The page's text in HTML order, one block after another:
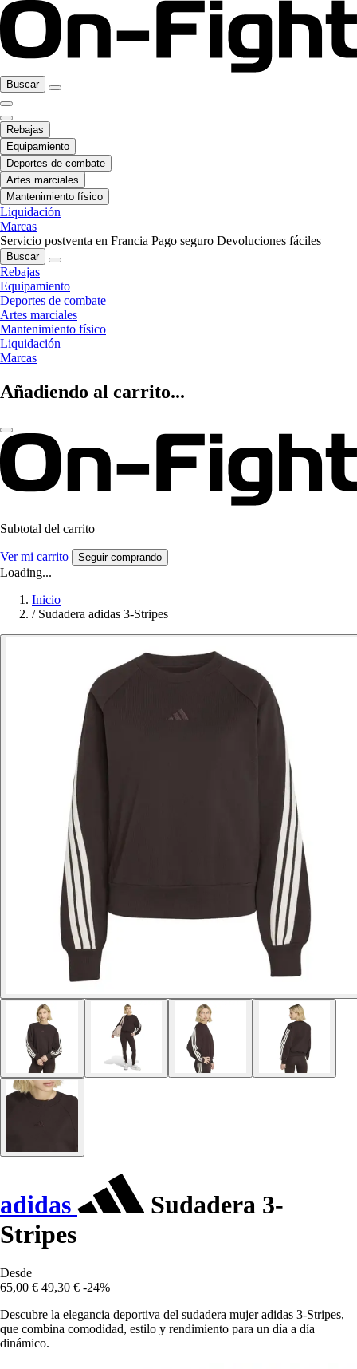
Buscar
Rebajas
Equipamiento
Deportes de combate
Artes marciales
Mantenimiento físico
Liquidación
Marcas
Servicio postventa en Francia Pago seguro Devoluciones fáciles
Buscar
Rebajas
Equipamiento
Deportes de combate
Artes marciales
Mantenimiento físico
Liquidación
Marcas
Añadiendo al carrito...
Subtotal del carrito
Ver mi carrito Seguir comprando
Loading...
Inicio
/ Sudadera adidas 3-Stripes
adidas
Sudadera 3-
Stripes
Desde
65,00 € 49,30 € -24%
Descubre la elegancia deportiva del sudadera mujer adidas 3-Stripes,
que combina comodidad, estilo y rendimiento para un día a día
dinámico.